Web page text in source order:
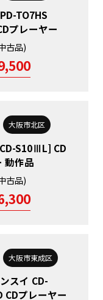
TO7HS
プレーヤー
古品)
大阪市北区
S10ⅢL] CD
動作品
古品)
大阪市東成区
スイ CD-
CDプレーヤー